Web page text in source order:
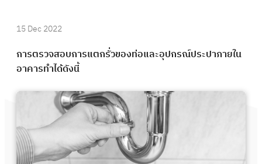
15 Dec 2022
การตรวจสอบการแตกรั่วของท่อและอุปกรณ์ประปาภายใน
อาคารทำได้ดังนี้